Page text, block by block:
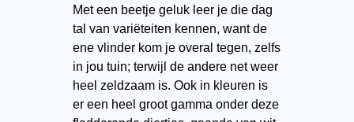
Met een beetje geluk leer je die dag
tal van variëteiten kennen, want de
ene vlinder kom je overal tegen, zelfs
in jou tuin; terwijl de andere net weer
heel zeldzaam is. Ook in kleuren is
er een heel groot gamma onder deze